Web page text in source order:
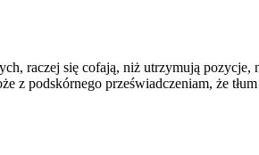
raczej się cofają, niż utrzymują
z podskórnego przeświadczeniam, że